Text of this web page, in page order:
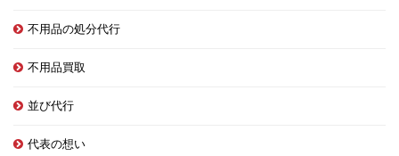
不用品の処分代行
不用品買取
並び代行
代表の想い